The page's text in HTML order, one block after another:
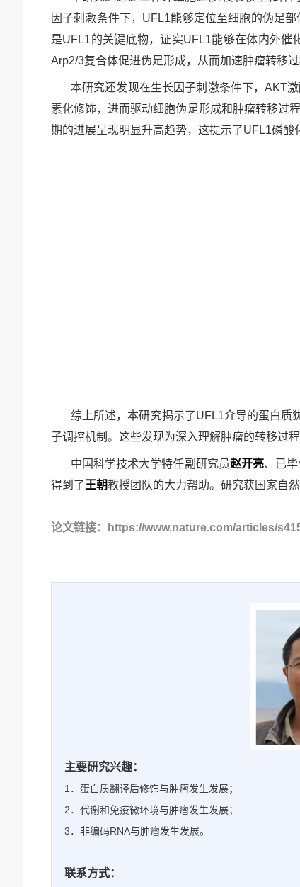
因子刺激条件下， UFL1能够定位至细胞的伪足
是UFL1的关键底物，证实UFL1能够在体内外催
Arp2/3复合体促进伪足形成，从而加速肿瘤转移过
本研究还发现在生长因子刺激条件下，AKT
素化修饰，进而驱动细胞伪足形成和肿瘤转移过
期的进展呈现明显升高趋势，这提示了 UFL1磷酸
综上所述，本研究揭示了UFL1介导的蛋白质
子调控机制。这些发现为深入理解肿瘤的转移过
中国科学技术大学特任副研究员赵开亮、已
得到了 王朝教授团队的大力帮助。研究获国家自
论文链接： https://www.nature.com/articles/
主要研究兴趣：
1．蛋白质翻译后修饰与肿瘤发生发展；
2．代谢和免疫微环境与肿瘤发生发展；
3．非编码RNA与肿瘤发生发展。
联系方式：